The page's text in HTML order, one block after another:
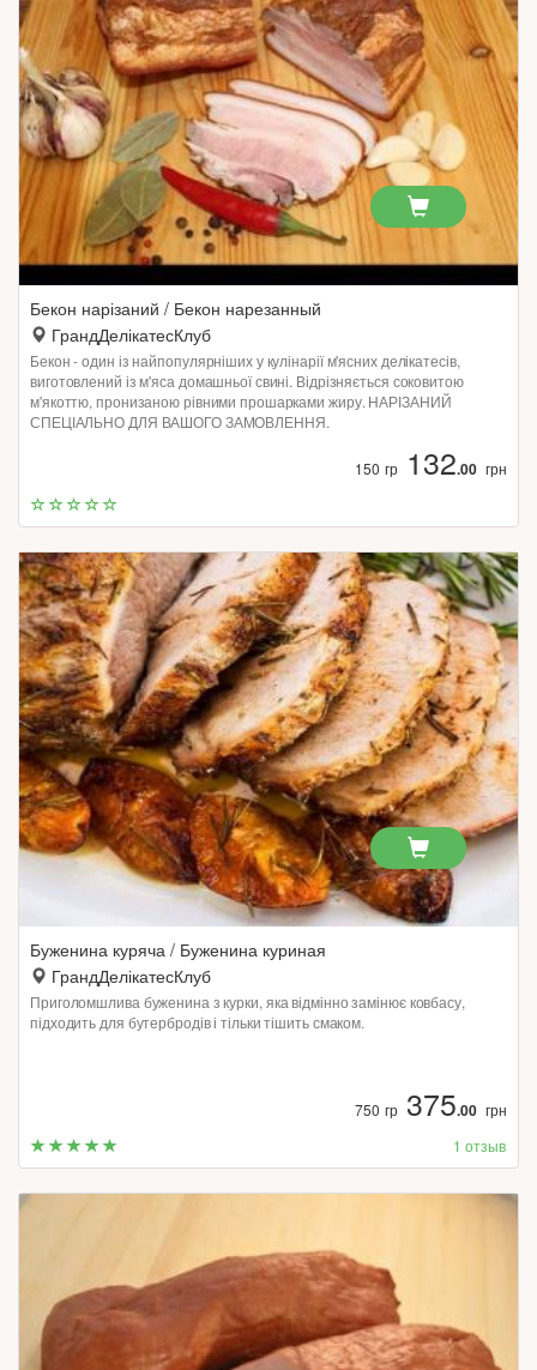
Бекон нарізаний / Бекон нарезанный
ГрандДелікатесКлуб
Бекон - один із найпопулярніших у кулінарії м'ясних делікатесів,
виготовлений із м'яса домашньої свині. Відрізняється соковитою
м'якоттю, пронизаною рівними прошарками жиру. НАРІЗАНИЙ
СПЕЦІАЛЬНО ДЛЯ ВАШОГО ЗАМОВЛЕННЯ.
150 гр132.00 грн
Буженина куряча / Буженина куриная
ГрандДелікатесКлуб
Приголомшлива буженина з курки, яка відмінно замінює ковбасу,
підходить для бутербродів і тільки тішить смаком.
750 гр375.00 грн
1 отзыв